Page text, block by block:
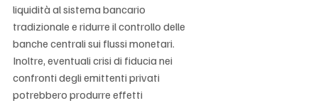
liquidità al sistema bancario
tradizionale e ridurre il controllo delle
banche centrali sui flussi monetari.
Inoltre, eventuali crisi di fiducia nei
confronti degli emittenti privati
potrebbero produrre effetti